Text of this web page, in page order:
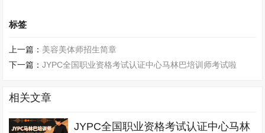
标签
上一篇： 美容美体师招生简章
下一篇：JYPC全国职业资格考试认证中心马林巴培训师考试啦
相关文章
JYPC全国职业资格考试认证中心马林